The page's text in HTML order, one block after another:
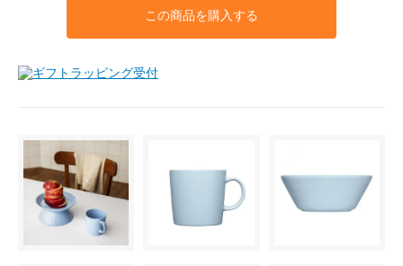
この商品を購入する